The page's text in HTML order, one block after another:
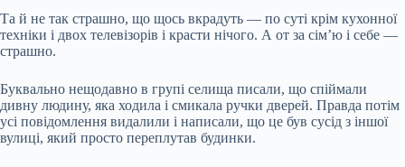
Та й не так страшно, що щось вкрадуть — по суті крім кухонної
техніки і двох телевізорів і красти нічого. А от за сім’ю і себе —
страшно.
Буквально нещодавно в групі селища писали, що спіймали
дивну людину, яка ходила і смикала ручки дверей. Правда потім
усі повідомлення видалили і написали, що це був сусід з іншої
вулиці, який просто переплутав будинки.